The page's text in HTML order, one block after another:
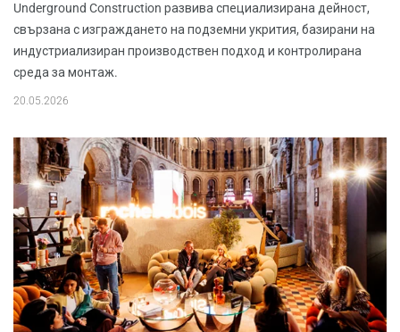
Underground Construction развива специализирана дейност,
свързана с изграждането на подземни укрития, базирани на
индустриализиран производствен подход и контролирана
среда за монтаж.
20.05.2026